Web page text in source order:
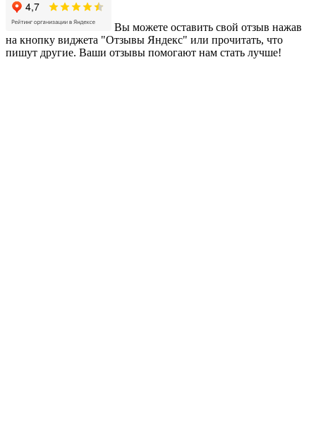
Вы можете оставить свой отзыв нажав
на кнопку виджета "Отзывы Яндекс" или прочитать, что
пишут другие. Ваши отзывы помогают нам стать лучше!